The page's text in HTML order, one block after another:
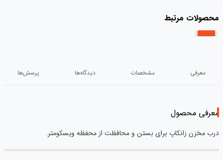
محصولات مرتبط
معرفی مشخصات دیدگاه‌ها پرسش‌ها
معرفی محصول
درب مخزن زانکاپ برای بستن و محافظت از محفظه ویسکومتر.